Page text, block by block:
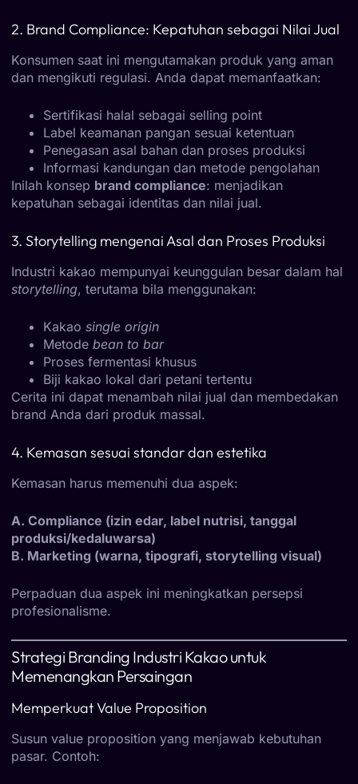
2. Brand Compliance: Kepatuhan sebagai Nilai Jual
Konsumen saat ini mengutamakan produk yang aman
dan mengikuti regulasi. Anda dapat memanfaatkan:
Sertifikasi halal sebagai selling point
Label keamanan pangan sesuai ketentuan
Penegasan asal bahan dan proses produksi
Informasi kandungan dan metode pengolahan
Inilah konsep brand compliance: menjadikan
kepatuhan sebagai identitas dan nilai jual.
3. Storytelling mengenai Asal dan Proses Produksi
Industri kakao mempunyai keunggulan besar dalam hal
storytelling, terutama bila menggunakan:
Kakao single origin
Metode bean to bar
Proses fermentasi khusus
Biji kakao lokal dari petani tertentu
Cerita ini dapat menambah nilai jual dan membedakan
brand Anda dari produk massal.
4. Kemasan sesuai standar dan estetika
Kemasan harus memenuhi dua aspek:
A. Compliance (izin edar, label nutrisi, tanggal
produksi/kedaluwarsa)
B. Marketing (warna, tipografi, storytelling visual)
Perpaduan dua aspek ini meningkatkan persepsi
profesionalisme.
Strategi Branding Industri Kakao untuk
Memenangkan Persaingan
Memperkuat Value Proposition
Susun value proposition yang menjawab kebutuhan
pasar. Contoh: